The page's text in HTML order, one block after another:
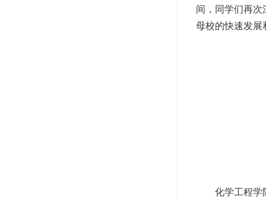
间，同学们再
母校的快速发展
化学工程学